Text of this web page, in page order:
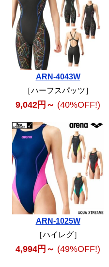
ARN-4043W
［ハーフスパッツ］
9,042円～ (40%OFF!)
ARN-1025W
［ハイレグ］
4,994円～ (49%OFF!)